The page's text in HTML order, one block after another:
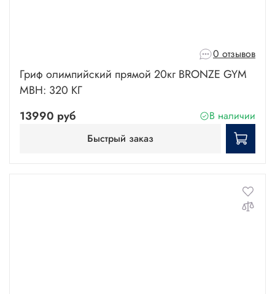
0 отзывов
Гриф олимпийский прямой 20кг BRONZE GYM
МВН: 320 КГ
13990 руб
В наличии
Быстрый заказ